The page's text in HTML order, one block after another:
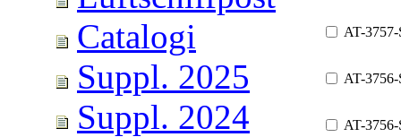
Catalogi
Suppl. 2025
Suppl. 2024
AT-
AT-3756-
AT-